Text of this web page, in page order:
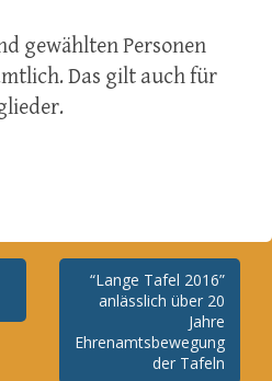
gewählten Personen
Das gilt auch für
“Lange Tafel 2016”
anlässlich über 20
Jahre
Ehrenamtsbewegung
der Tafeln